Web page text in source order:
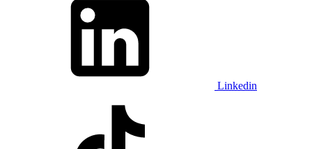
Linkedin